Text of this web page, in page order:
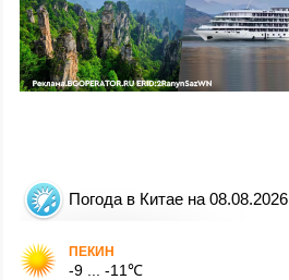
Погода в Китае на 08.08.2026
ПЕКИН
-9 ... -11℃